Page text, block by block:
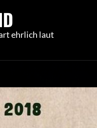
ehrlich laut